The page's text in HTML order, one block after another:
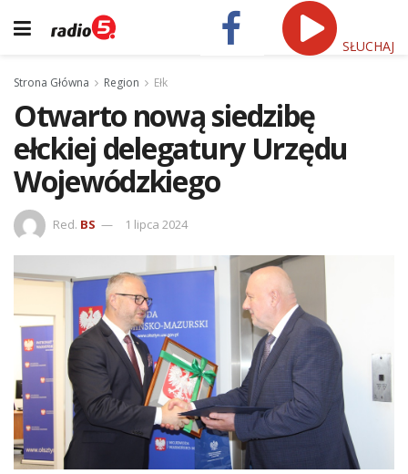
SŁUCHAJ
Strona Główna Region Ełk
Otwarto nową siedzibę
ełckiej delegatury Urzędu
Wojewódzkiego
Red. BS 1 lipca 2024